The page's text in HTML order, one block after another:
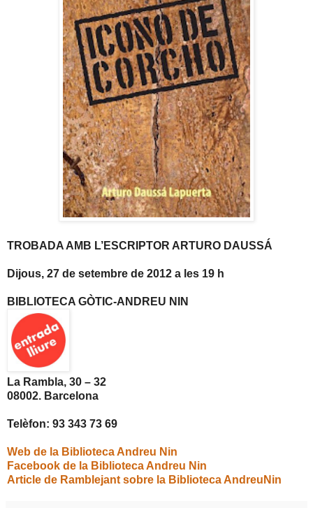
TROBADA AMB L’ESCRIPTOR ARTURO DAUSSÁ
Dijous, 27 de setembre de 2012 a les 19 h
BIBLIOTECA GÒTIC-ANDREU NIN
La Rambla, 30 – 32
08002. Barcelona
Telèfon: 93 343 73 69
Web de la Biblioteca Andreu Nin
Facebook de la Biblioteca Andreu Nin
Article de Ramblejant sobre la Biblioteca AndreuNin